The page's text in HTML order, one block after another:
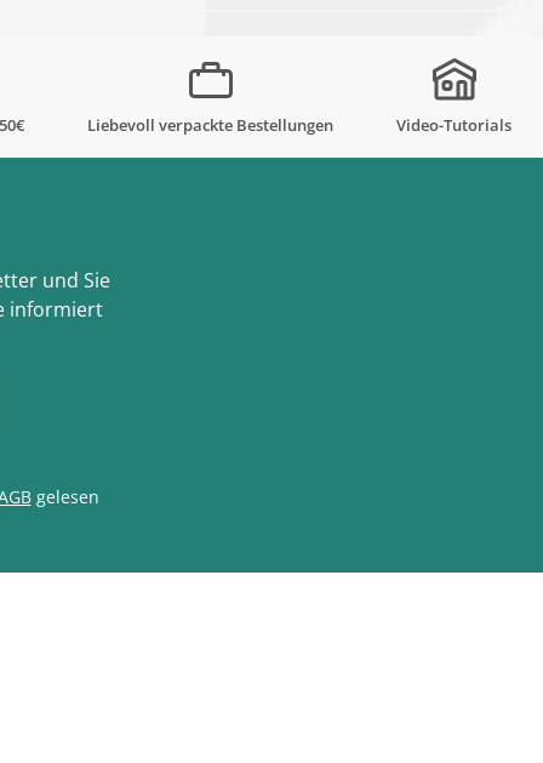
Liebevoll verpackte Bestellungen Video-Tutorials
und Sie
informiert
gelesen